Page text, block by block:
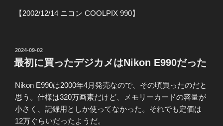
【2002/12/14 ニコン COOLPIX 990】
投
稿
日:
2024-09-02
最初に買ったデジカメはNikon E990だった
Nikon E990は2000年4月発売なので、その頃買ったのだと
思う。仕様は320万画素だけど、メモリーカードの容量が
小さく、記録用としか使ってなかった。それでも定価は
12万ぐらいだったようだ。